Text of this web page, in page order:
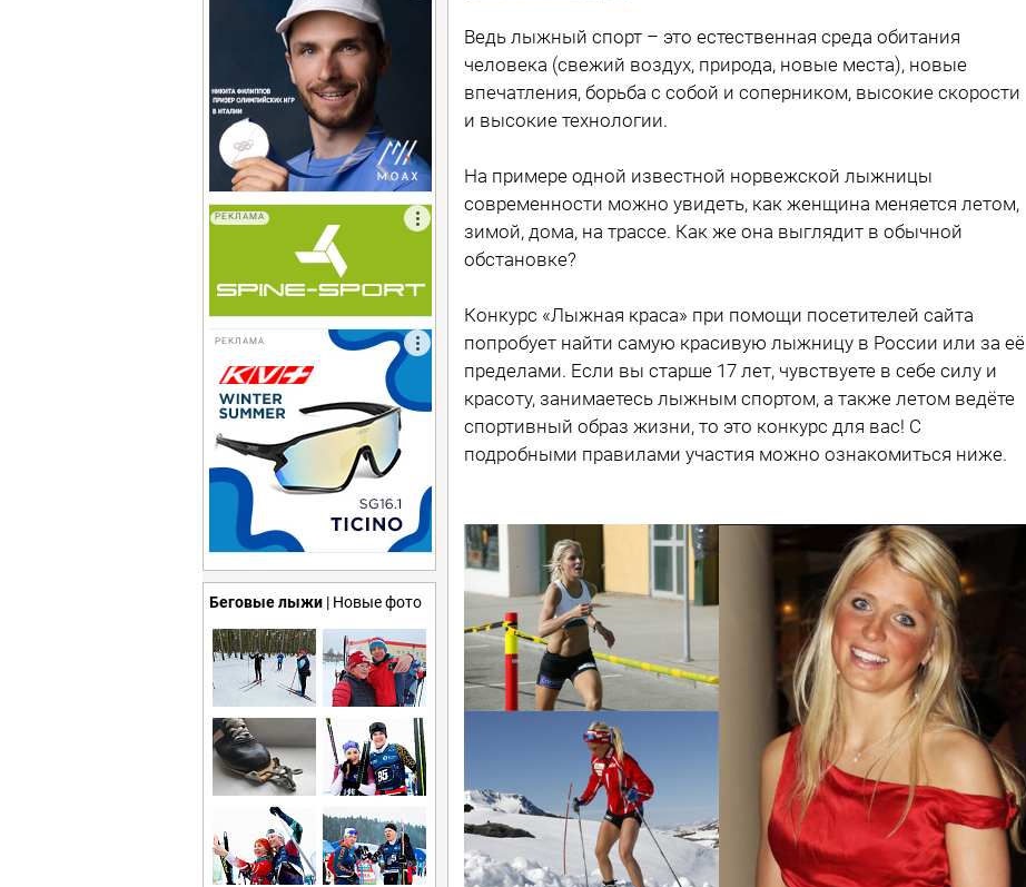
РЕКЛАМА
РЕКЛАМА
Беговые лыжи | Новые фото
Ведь лыжный спорт – это естественная среда обитания
человека (свежий воздух, природа, новые места), новые
впечатления, борьба с собой и соперником, высокие скорости
и высокие технологии.
На примере одной известной норвежской лыжницы
современности можно увидеть, как женщина меняется летом,
зимой, дома, на трассе. Как же она выглядит в обычной
обстановке?
Конкурс «Лыжная краса» при помощи посетителей сайта
попробует найти самую красивую лыжницу в России или за её
пределами. Если вы старше 17 лет, чувствуете в себе силу и
красоту, занимаетесь лыжным спортом, а также летом ведёте
спортивный образ жизни, то это конкурс для вас! С
подробными правилами участия можно ознакомиться ниже.